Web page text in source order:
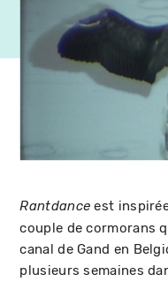
Rantdance est
couple de cormorans
canal de Gand en
plusieurs semaines